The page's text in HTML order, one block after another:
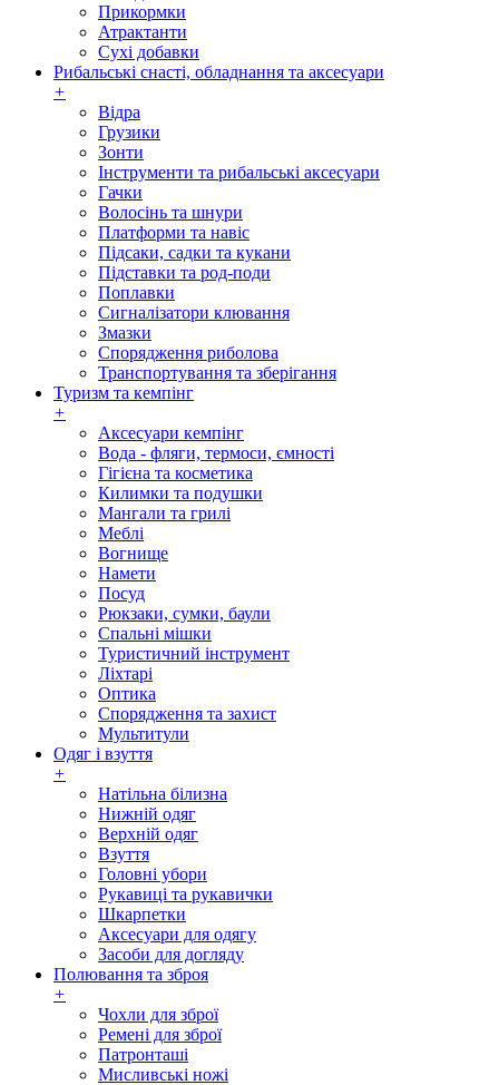
Прикормки
Атрактанти
Сухі добавки
Рибальські снасті, обладнання та аксесуари
+
Відра
Грузики
Зонти
Інструменти та рибальські аксесуари
Гачки
Волосінь та шнури
Платформи та навіс
Підсаки, садки та кукани
Підставки та род-поди
Поплавки
Сигналізатори клювання
Змазки
Спорядження риболова
Транспортування та зберігання
Туризм та кемпінг
+
Аксесуари кемпінг
Вода - фляги, термоси, ємності
Гігієна та косметика
Килимки та подушки
Мангали та грилі
Меблі
Вогнище
Намети
Посуд
Рюкзаки, сумки, баули
Спальні мішки
Туристичний інструмент
Ліхтарі
Оптика
Спорядження та захист
Мультитули
Одяг і взуття
+
Натільна білизна
Нижній одяг
Верхній одяг
Взуття
Головні убори
Рукавиці та рукавички
Шкарпетки
Аксесуари для одягу
Засоби для догляду
Полювання та зброя
+
Чохли для зброї
Ремені для зброї
Патронташі
Мисливські ножі